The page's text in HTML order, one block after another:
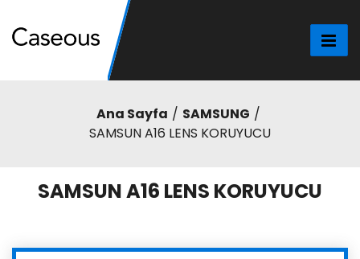
Ana Sayfa
SAMSUNG
SAMSUN A16 LENS KORUYUCU
SAMSUN A16 LENS KORUYUCU